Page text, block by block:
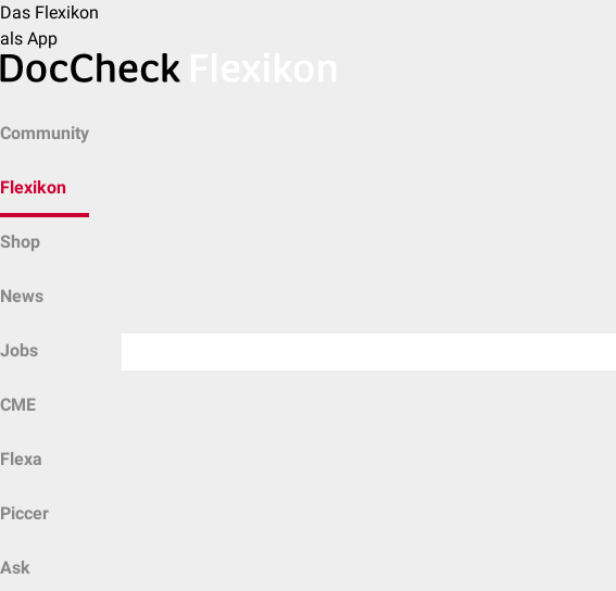
Das Flexikon
als App
Community
Flexikon
Shop
News
Jobs
CME
Flexa
Piccer
Ask